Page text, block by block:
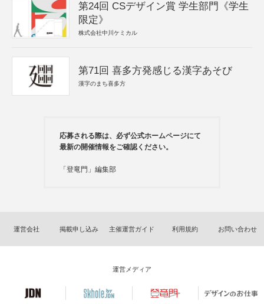
第24回 CSデザイン賞 学生部門《学生
限定》
株式会社中川ケミカル
第71回 喜多方発感じる漢字あそび
漢字のまち喜多方
応募される際は、必ず公式ホームページにて
最新の開催情報をご確認ください。
「登竜門」編集部
運営会社 掲載申し込み 主催運営ガイド 利用規約 お問い合わせ
運営メディア